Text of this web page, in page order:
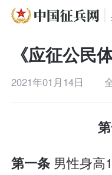
《应征公民
2021年01月14日
第一条 男性身高